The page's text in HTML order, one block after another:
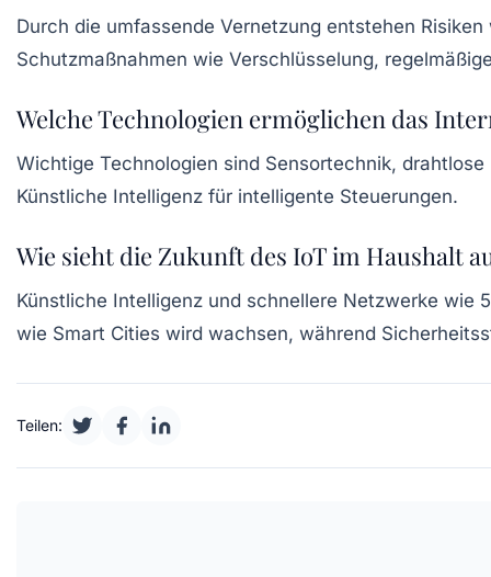
Durch die umfassende Vernetzung entstehen
Schutzmaßnahmen wie Verschlüsselung,
Welche Technologien ermöglichen das
Wichtige Technologien sind Sensortechnik,
Künstliche Intelligenz für intelligente Steuerungen.
Wie sieht die Zukunft des IoT im Haushalt
Künstliche Intelligenz und schnellere Netzwerke wie
wie Smart Cities wird wachsen, während
Teilen: